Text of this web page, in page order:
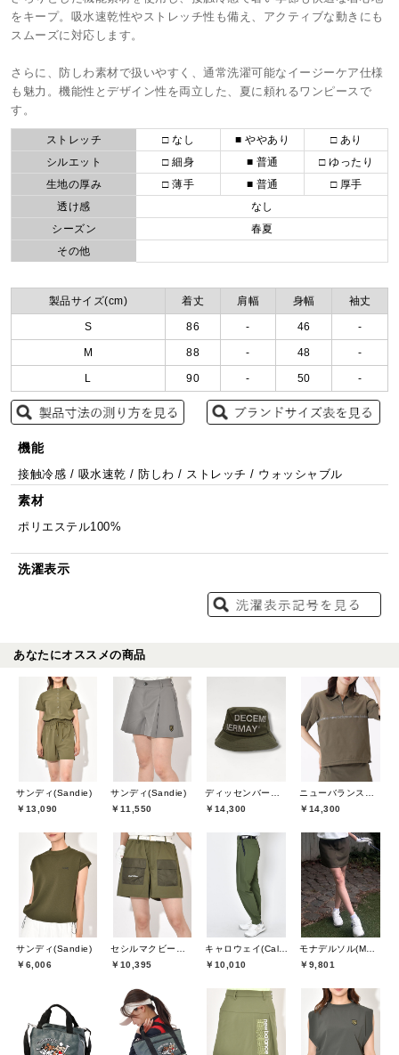
をキープ。吸水速乾性やストレッチ性も備え、アクティブな動きにも
スムーズに対応します。
さらに、防しわ素材で扱いやすく、通常洗濯可能なイージーケア仕様
も魅力。機能性とデザイン性を両立した、夏に頼れるワンピースで
す。
ストレッチ □ なし ■ ややあり
□ あり
シルエット
□ 細身 ■ 普通
□ ゆったり
生地の厚み
□ 薄手 ■ 普通
□ 厚手
透け感
なし
シーズン
春夏
その他
製品サイズ(cm) 着丈 肩幅 身幅 袖丈
S 86 - 46 -
M 88 - 48 -
L 90 - 50 -
機能
接触冷感 / 吸水速乾 / 防しわ / ストレッチ / ウォッシャブル
素材
ポリエステル100%
洗濯表示
あなたにオススメの商品
サンディ(Sandie)
￥13,090
サンディ(Sandie)
￥11,550
￥14,300
￥14,300
サンディ(Sandie)
￥6,006
￥10,395
￥10,010
￥9,801